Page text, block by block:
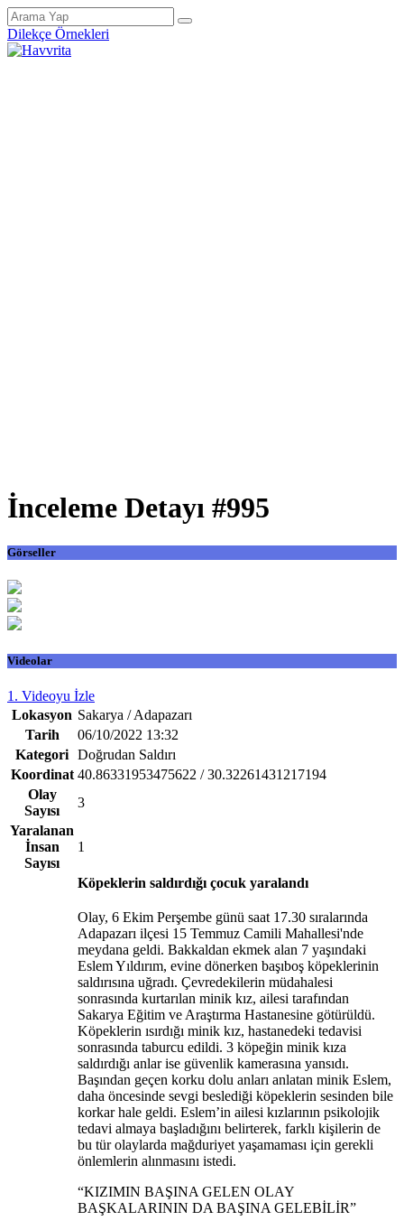
Dilekçe Örnekleri
İnceleme Detayı #995
Görseller
Videolar
1. Videoyu İzle
Lokasyon Sakarya / Adapazarı
Tarih
06/10/2022 13:32
Kategori Doğrudan Saldırı
Koordinat 40.86331953475622 / 30.32261431217194
Olay
Sayısı
3
Yaralanan
İnsan
Sayısı
1
Köpeklerin saldırdığı çocuk yaralandı
Olay, 6 Ekim Perşembe günü saat 17.30 sıralarında
Adapazarı ilçesi 15 Temmuz Camili Mahallesi'nde
meydana geldi. Bakkaldan ekmek alan 7 yaşındaki
Eslem Yıldırım, evine dönerken başıboş köpeklerinin
saldırısına uğradı. Çevredekilerin müdahalesi
sonrasında kurtarılan minik kız, ailesi tarafından
Sakarya Eğitim ve Araştırma Hastanesine götürüldü.
Köpeklerin ısırdığı minik kız, hastanedeki tedavisi
sonrasında taburcu edildi. 3 köpeğin minik kıza
saldırdığı anlar ise güvenlik kamerasına yansıdı.
Başından geçen korku dolu anları anlatan minik Eslem,
daha öncesinde sevgi beslediği köpeklerin sesinden bile
korkar hale geldi. Eslem’in ailesi kızlarının psikolojik
tedavi almaya başladığını belirterek, farklı kişilerin de
bu tür olaylarda mağduriyet yaşamaması için gerekli
önlemlerin alınmasını istedi.
“KIZIMIN BAŞINA GELEN OLAY
BAŞKALARININ DA BAŞINA GELEBİLİR”